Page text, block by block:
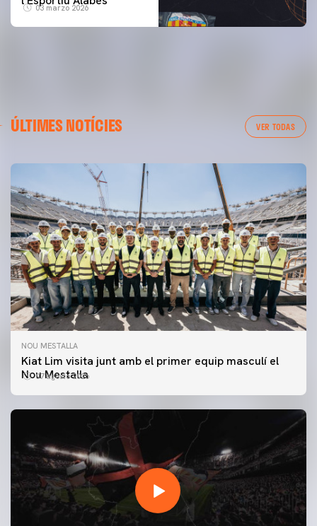
03 marzo 2026
ÚLTIMES NOTÍCIES VER TODAS
NOU MESTALLA
Kiat Lim visita junt amb el primer equip masculí el
Nou Mestalla
07 agosto 2026